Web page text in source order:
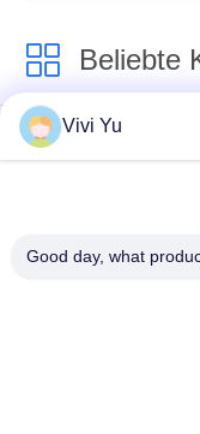
Beliebte
Pneumatischer
Marinefender
Gummipuffer
Vivi Yu
Good day, what